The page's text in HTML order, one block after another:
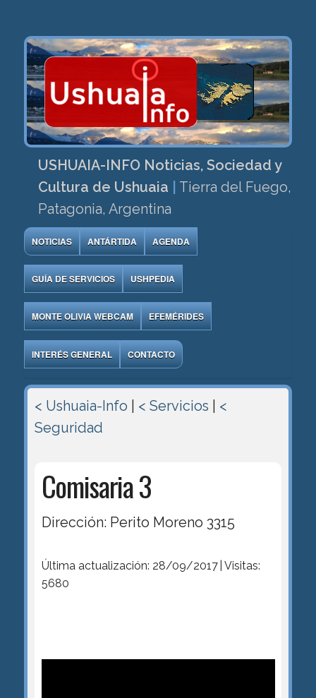
USHUAIA-INFO Noticias, Sociedad y
Cultura de Ushuaia
Tierra del Fuego,
Patagonia, Argentina
NOTICIAS ANTÁRTIDA AGENDA
GUÍA DE SERVICIOS USHPEDIA
MONTE OLIVIA WEBCAM EFEMÉRIDES
INTERÉS GENERAL CONTACTO
< Ushuaia-Info < Servicios
<
Seguridad
Comisaria 3
Dirección: Perito Moreno 3315
Última actualización: 28/09/2017 | Visitas:
5680